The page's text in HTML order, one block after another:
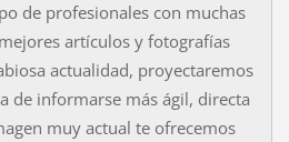
de profesionales con muchas
artículos y fotografías
actualidad, proyectaremos
de informarse más ágil, directa
muy actual te ofrecemos